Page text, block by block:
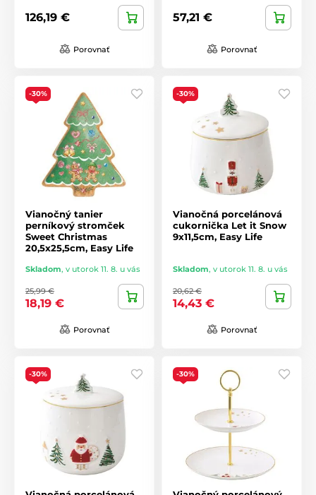
126,19 €
Porovnať
57,21 €
Porovnať
-30%
Vianočný tanier
perníkový stromček
Sweet Christmas
20,5x25,5cm, Easy Life
Skladom, v utorok 11. 8. u vás
25,99 €
18,19 €
Porovnať
-30%
Vianočná porcelánová
cukornička Let it Snow
9x11,5cm, Easy Life
Skladom, v utorok 11. 8. u vás
20,62 €
14,43 €
Porovnať
-30% -30%